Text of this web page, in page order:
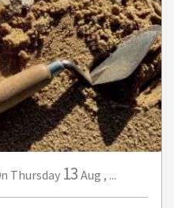
Thursday 13 Aug , ...